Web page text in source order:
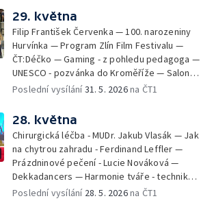
v Českém ráji - Tomáš Jeřábek, Magdalena
Borová, Eva Váchová
29. května
Filip František Červenka — 100. narozeniny
Hurvínka — Program Zlín Film Festivalu —
ČT:Déčko — Gaming - z pohledu pedagoga —
UNESCO - pozvánka do Kroměříže — Salon
filmových klapek
Poslední vysílání31. 5. 2026na ČT1
28. května
Chirurgická léčba - MUDr. Jakub Vlasák — Jak
na chytrou zahradu - Ferdinand Leffler —
Prázdninové pečení - Lucie Nováková —
Dekkadancers — Harmonie tváře - techniky
přírodního omlazení - Martina Kavecká —
Poslední vysílání 28. 5. 2026na ČT1